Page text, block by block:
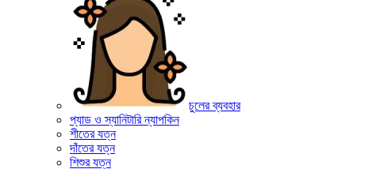
চুলের ব্যবহার
প্যাড ও স্যানিটারি ন্যাপকিন
শীতের যত্ন
দাঁতের যত্ন
শিশুর যত্ন